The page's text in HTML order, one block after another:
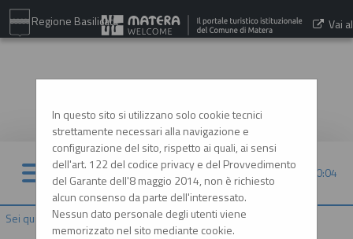
Regione Basilicata Vai al
07/08/2026 20:04
Sei qui: Home»Informazioni»F.A.Q.
In questo sito si utilizzano solo cookie tecnici
strettamente necessari alla navigazione e
configurazione del sito, rispetto ai quali, ai sensi
dell'art. 122 del codice privacy e del Provvedimento
del Garante dell'8 maggio 2014, non è richiesto
alcun consenso da parte dell'interessato.
Nessun dato personale degli utenti viene
memorizzato nel sito mediante cookie.